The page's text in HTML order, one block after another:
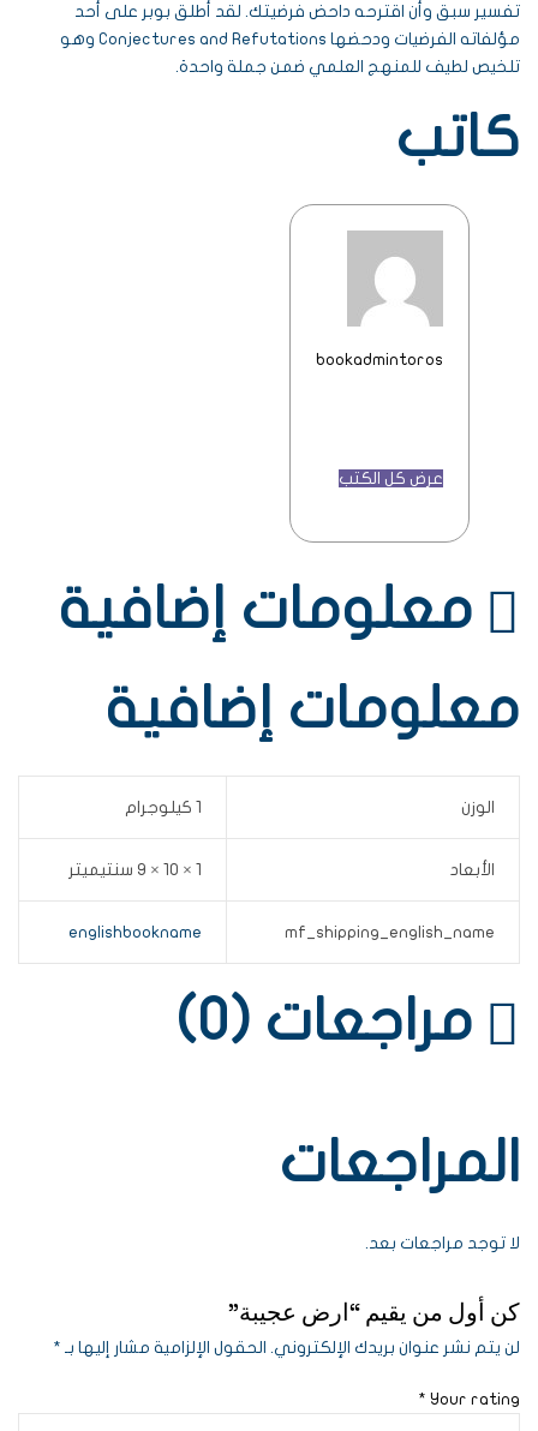
تفسير سبق وأن اقترحه داحض فرضيتك. لقد أطلق بوبر على أحد
مؤلفاته الفرضيات ودحضها Conjectures and Refutations وهو
تلخيص لطيف للمنهج العلمي ضمن جملة واحدة.
كاتب
bookadmintoros
عرض كل الكتب
معلومات إضافية
معلومات إضافية
الوزن 1 كيلوجرام
الأبعاد 1 × 10 × 9 سنتيميتر
mf_shipping_english_name
englishbookname
مراجعات (0)
المراجعات
لا توجد مراجعات بعد.
كن أول من يقيم “ارض عجيبة”
لن يتم نشر عنوان بريدك الإلكتروني. الحقول الإلزامية مشار إليها بـ *
Your rating
*